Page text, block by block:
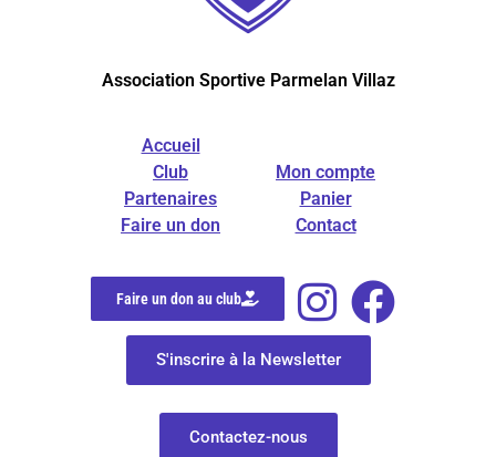
Association Sportive Parmelan Villaz
Accueil
Club
Partenaires
Faire un don
Mon compte
Panier
Contact
Faire un don au club
S'inscrire à la Newsletter
Contactez-nous